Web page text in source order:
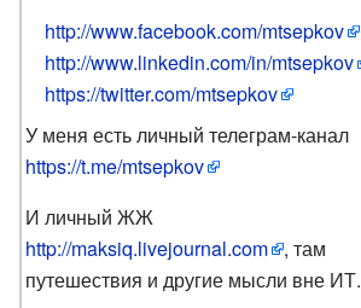
http://www.facebook.com/mtsepkov
http://www.linkedin.com/in/mtsepkov
https://twitter.com/mtsepkov
У меня есть личный телеграм-канал
https://t.me/mtsepkov
И личный ЖЖ
http://maksiq.livejournal.com
, там
путешествия и другие мысли вне ИТ.